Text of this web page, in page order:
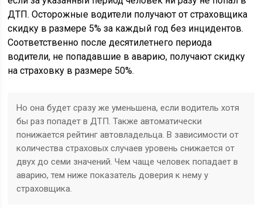
ДТП. Осторожные водители получают от страховщика
скидку в размере 5% за каждый год без инцидентов.
Соответственно после десятилетнего периода
водители, не попадавшие в аварию, получают скидку
на страховку в размере 50%.
Но она будет сразу же уменьшена, если водитель хотя
бы раз попадет в ДТП. Также автоматически
понижается рейтинг автовладельца. В зависимости от
количества страховых случаев уровень снижается от
двух до семи значений. Чем чаще человек попадает в
аварию, тем ниже показатель доверия к нему у
страховщика.